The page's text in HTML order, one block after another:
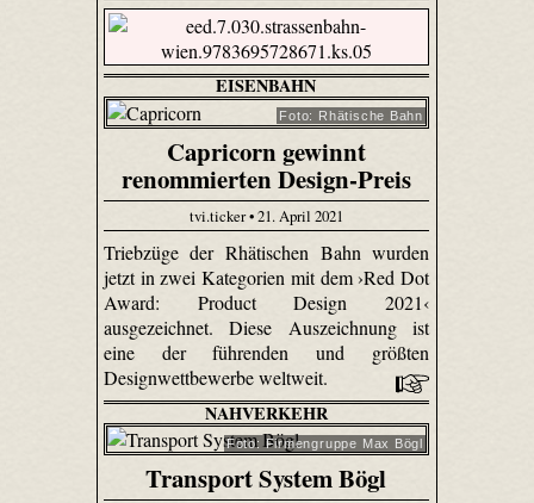
EISENBAHN
Foto: Rhätische Bahn
Capricorn gewinnt
renommierten Design-Preis
tvi.ticker • 21. April 2021
Triebzüge der Rhätischen Bahn wurden
jetzt in zwei Kategorien mit dem ›Red Dot
Award: Product Design 2021‹
ausgezeichnet. Diese Auszeichnung ist
eine der führenden und größten
Designwettbewerbe weltweit.
NAHVERKEHR
Foto: Firmengruppe Max Bögl
Transport System Bögl